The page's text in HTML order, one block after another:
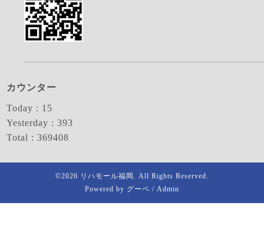
カウンター
Today : 15
Yesterday :393
Total :369408
©2026 リハモール福岡 . All Rights Reserved.
Powered by グーペ / Admin